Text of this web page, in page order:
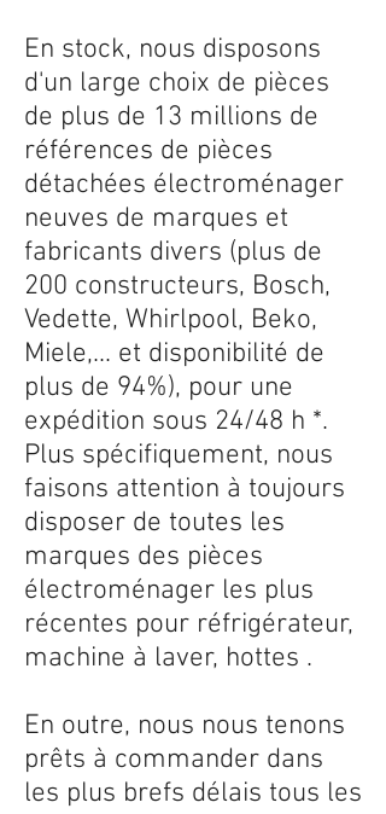
En stock, nous disposons
d'un large choix de pièces
de plus de 13 millions de
références de pièces
détachées électroménager
neuves de marques et
fabricants divers (plus de
200 constructeurs, Bosch,
Vedette, Whirlpool, Beko,
Miele,... et disponibilité de
plus de 94%), pour une
expédition sous 24/48 h *.
Plus spécifiquement, nous
faisons attention à toujours
disposer de toutes les
marques des pièces
électroménager les plus
récentes pour réfrigérateur,
machine à laver, hottes .
En outre, nous nous tenons
prêts à commander dans
les plus brefs délais tous les